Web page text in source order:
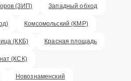
(ЗИП) Западный обход
Комсомольский (КМР)
(ККБ) Красная площадь
(КСК)
Новознаменский